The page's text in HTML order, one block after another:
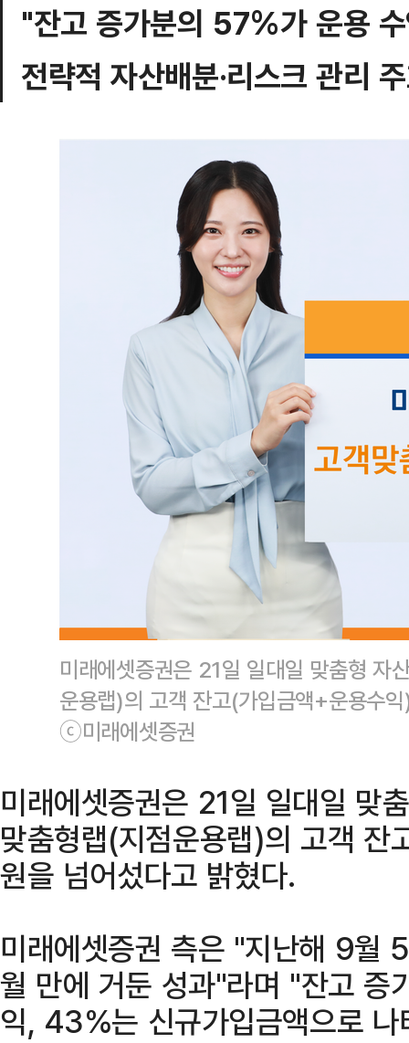
"잔고 증가분의 57%가 운용
전략적 자산배분·리스크 관리
미래에셋증권은 21일 일대일 맞춤형 자
운용랩)의 고객 잔고(가입금액+운용수
ⓒ미래에셋증권
미래에셋증권은 21일 일대일 맞
맞춤형랩(지점운용랩)의 고객
원을 넘어섰다고 밝혔다.
미래에셋증권 측은 "지난해 9월
월 만에 거둔 성과"라며 "잔고
익, 43%는 신규가입금액으로 나